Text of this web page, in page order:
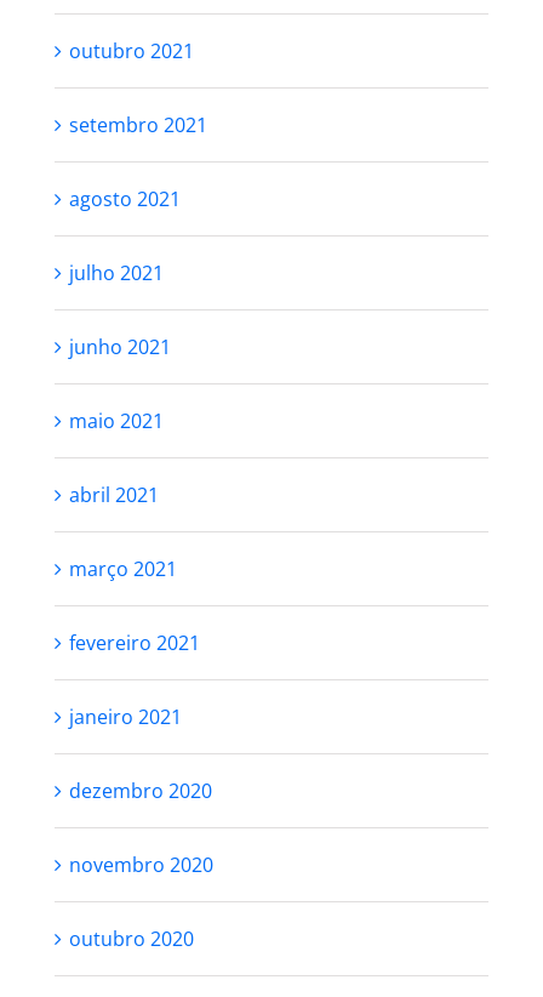
outubro 2021
setembro 2021
agosto 2021
julho 2021
junho 2021
maio 2021
abril 2021
março 2021
fevereiro 2021
janeiro 2021
dezembro 2020
novembro 2020
outubro 2020